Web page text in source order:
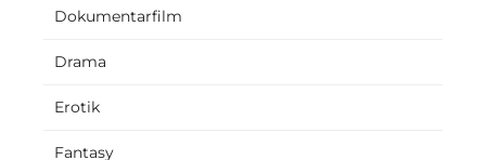
Dokumentarfilm
Drama
Erotik
Fantasy